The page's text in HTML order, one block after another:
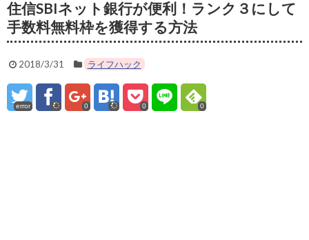
住信SBIネット銀行が便利！ランク３にして
手数料無料枠を獲得する方法
2018/3/31 ライフハック
error 0 0 0
資産運用
英語
趣味とエンタメ
プログラミング